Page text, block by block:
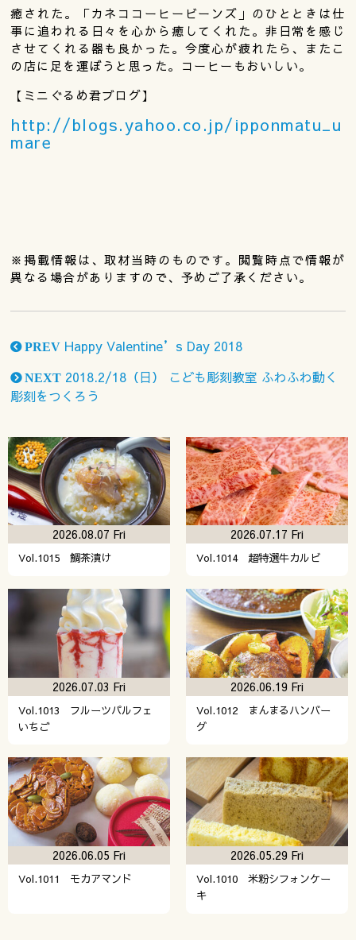
癒された。「カネココーヒービーンズ」のひとときは仕
事に追われる日々を心から癒してくれた。非日常を感じ
させてくれる器も良かった。今度心が疲れたら、またこ
の店に足を運ぼうと思った。コーヒーもおいしい。
【ミニぐるめ君ブログ】
http://blogs.yahoo.co.jp/ipponmatu_u
mare
※掲載情報は、取材当時のものです。閲覧時点で情報が
異なる場合がありますので、予めご了承ください。
PREV Happy Valentine’s Day 2018
NEXT 2018.2/18（日） こども彫刻教室 ふわふわ動く
彫刻をつくろう
Vol.1015 鯛茶漬け
2026.08.07 Fri
Vol.1014 超特選牛カルビ
2026.07.17 Fri
Vol.1013 フルーツパルフェ
いちご
2026.07.03 Fri
Vol.1012 まんまるハンバー
グ
2026.06.19 Fri
Vol.1011 モカアマンド
2026.06.05 Fri
Vol.1010 米粉シフォンケー
キ
2026.05.29 Fri